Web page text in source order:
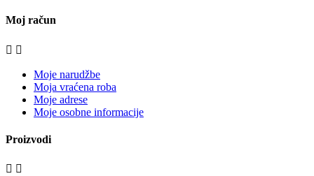
Moj račun
 
Moje narudžbe
Moja vraćena roba
Moje adrese
Moje osobne informacije
Proizvodi
 